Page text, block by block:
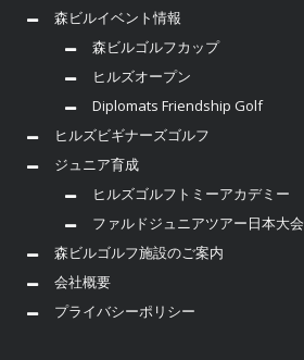
森ビルイベント情報
森ビルゴルフカップ
ヒルズオープン
Diplomats Friendship Golf
ヒルズビギナーズゴルフ
ジュニア育成
ヒルズゴルフトミーアカデミー
ファルドジュニアツアー日本大会
森ビルゴルフ施設のご案内
会社概要
プライバシーポリシー